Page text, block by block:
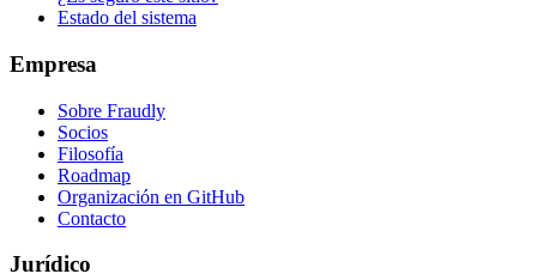
Estado del sistema
Empresa
Sobre Fraudly
Socios
Filosofía
Roadmap
Organización en GitHub
Contacto
Jurídico